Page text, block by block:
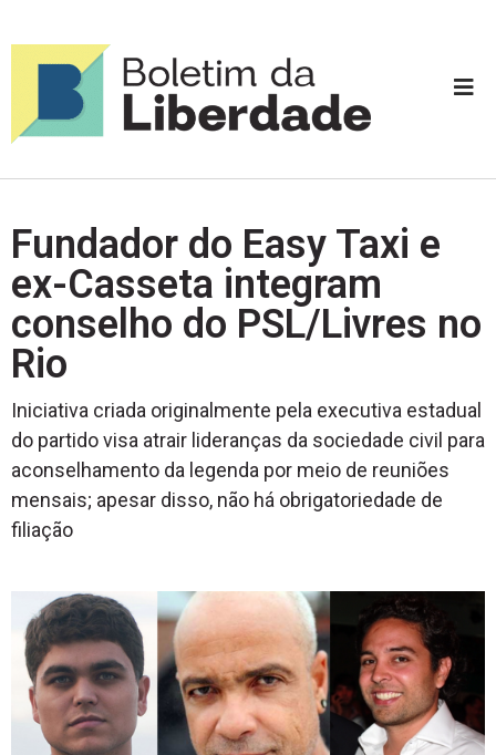
Fundador do Easy Taxi e
ex-Casseta integram
conselho do PSL/Livres no
Rio
Iniciativa criada originalmente pela executiva estadual
do partido visa atrair lideranças da sociedade civil para
aconselhamento da legenda por meio de reuniões
mensais; apesar disso, não há obrigatoriedade de
filiação